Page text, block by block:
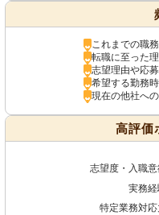
これまでの職
転職に至った
志望理由や応
希望する勤務
現在の他社へ
高評価
志望度・入職意
実務
特定業務対応